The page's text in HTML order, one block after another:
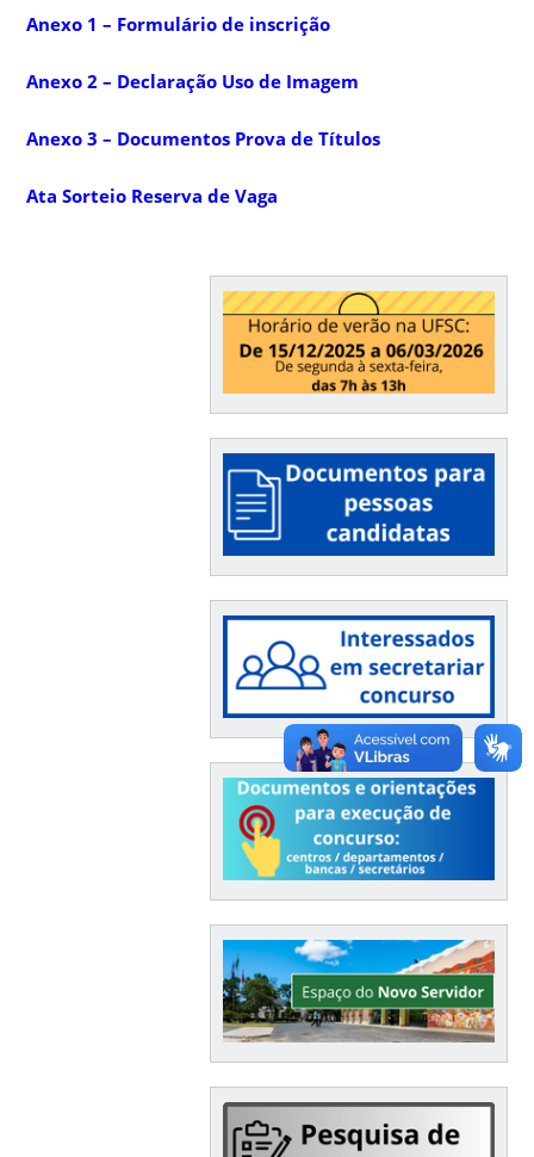
Anexo 1 – Formulário de inscrição
Anexo 2 – Declaração Uso de Imagem
Anexo 3 – Documentos Prova de Títulos
Ata Sorteio Reserva de Vaga